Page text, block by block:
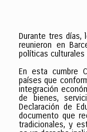
Durante tres días,
reunieron en
políticas culturales
En esta cumbre
países que
integración
de bienes,
Declaración de
documento que
tradicionales, y